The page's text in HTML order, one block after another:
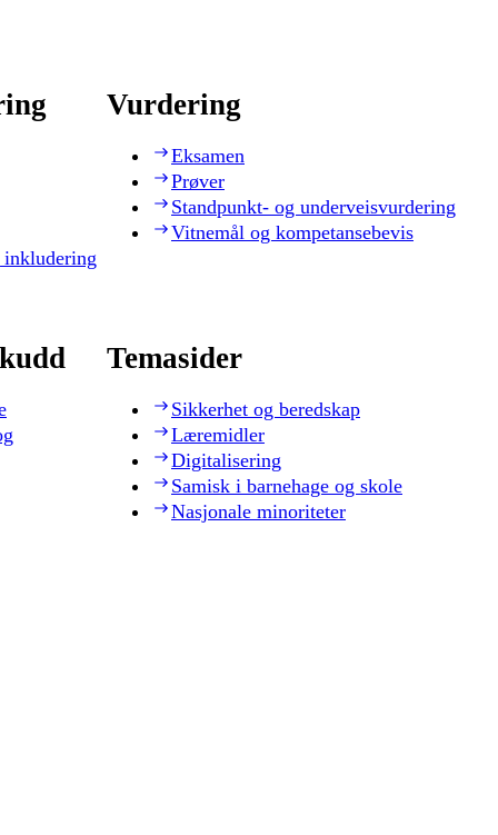
Vurdering
Eksamen
Prøver
Standpunkt- og underveisvurdering
Vitnemål og kompetansebevis
Temasider
Sikkerhet og beredskap
Læremidler
Digitalisering
Samisk i barnehage og skole
Nasjonale minoriteter